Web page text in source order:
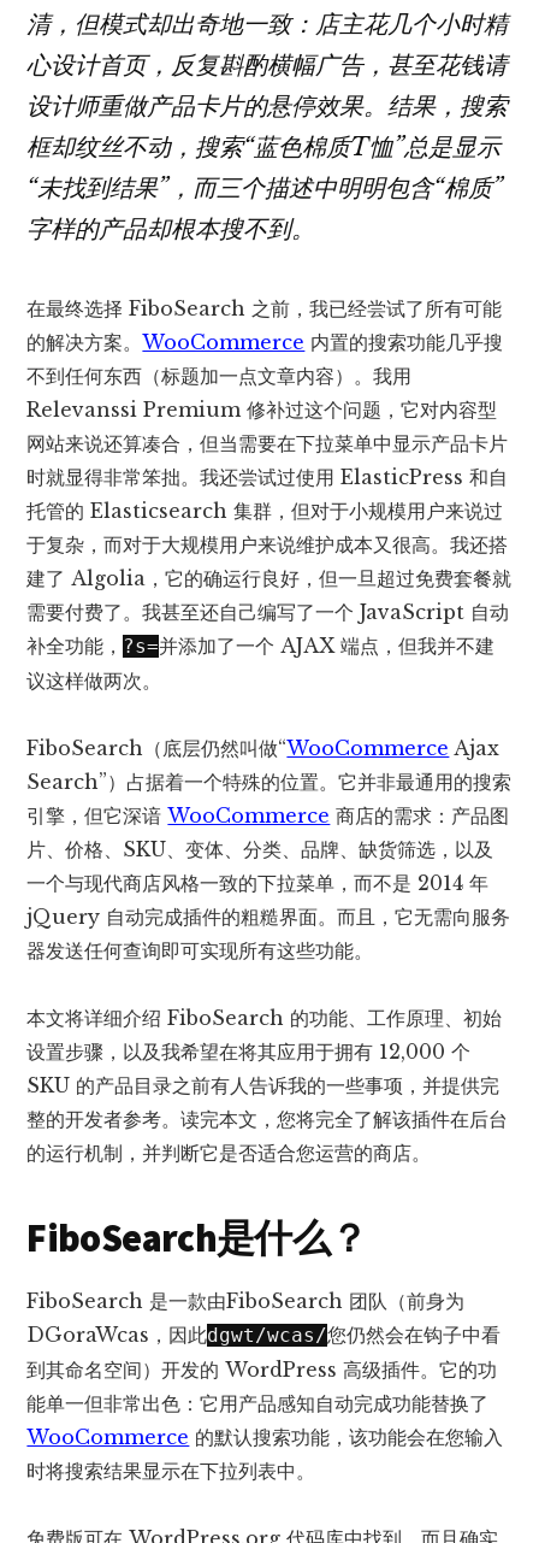
清，但模式却出奇地一致：店主花几个小时精
心设计首页，反复斟酌横幅广告，甚至花钱请
设计师重做产品卡片的悬停效果。结果，搜索
框却纹丝不动，搜索“蓝色棉质T恤”总是显示
“未找到结果”，而三个描述中明明包含“棉质”
字样的产品却根本搜不到。
在最终选择 FiboSearch 之前，我已经尝试了所有可能
的解决方案。WooCommerce 内置的搜索功能几乎搜
不到任何东西（标题加一点文章内容）。我用
Relevanssi Premium 修补过这个问题，它对内容型
网站来说还算凑合，但当需要在下拉菜单中显示产品卡片
时就显得非常笨拙。我还尝试过使用 ElasticPress 和自
托管的 Elasticsearch 集群，但对于小规模用户来说过
于复杂，而对于大规模用户来说维护成本又很高。我还搭
建了 Algolia，它的确运行良好，但一旦超过免费套餐就
需要付费了。我甚至还自己编写了一个 JavaScript 自动
补全功能， ?s=并添加了一个 AJAX 端点，但我并不建
议这样做两次。
FiboSearch（底层仍然叫做“WooCommerce Ajax
Search”）占据着一个特殊的位置。它并非最通用的搜索
引擎，但它深谙WooCommerce 商店的需求：产品图
片、价格、SKU、变体、分类、品牌、缺货筛选，以及
一个与现代商店风格一致的下拉菜单，而不是 2014 年
jQuery 自动完成插件的粗糙界面。而且，它无需向服务
器发送任何查询即可实现所有这些功能。
本文将详细介绍 FiboSearch 的功能、工作原理、初始
设置步骤，以及我希望在将其应用于拥有 12,000 个
SKU 的产品目录之前有人告诉我的一些事项，并提供完
整的开发者参考。读完本文，您将完全了解该插件在后台
的运行机制，并判断它是否适合您运营的商店。
FiboSearch是什么？
FiboSearch 是一款由FiboSearch 团队 （前身为
DGoraWcas，因此dgwt/wcas/您仍然会在钩子中看
到其命名空间）开发的 WordPress 高级插件。它的功
能单一但非常出色：它用产品感知自动完成功能替换了
WooCommerce 的默认搜索功能，该功能会在您输入
时将搜索结果显示在下拉列表中。